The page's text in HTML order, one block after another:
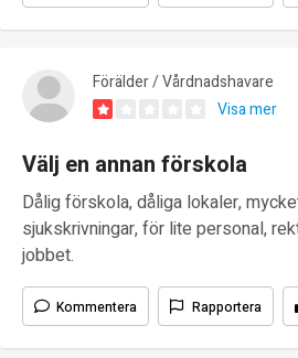
Förälder / Vårdnadshavare
Visa mer
Välj en annan förskola
Dålig förskola, dåliga lokaler,
sjukskrivningar, för lite personal,
jobbet.
Kommentera Rapportera